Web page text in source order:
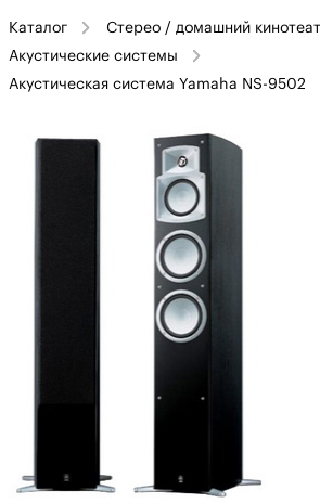
Каталог
Стерео / домашний
Акустические системы
Акустическая система Yamaha NS-9502